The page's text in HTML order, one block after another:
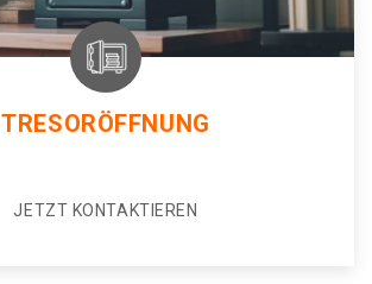
TRESORÖFFNUNG
JETZT KONTAKTIEREN